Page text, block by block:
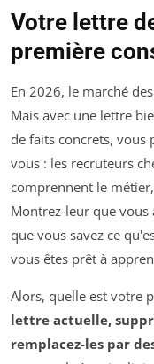
Votre lettre
première
En 2026, le marché
Mais avec une lettre
de faits concrets, vous
vous : les recruteurs
comprennent le
Montrez-leur que vous
que vous savez ce
vous êtes prêt à
Alors, quelle est votre
lettre actuelle,
remplacez-les par